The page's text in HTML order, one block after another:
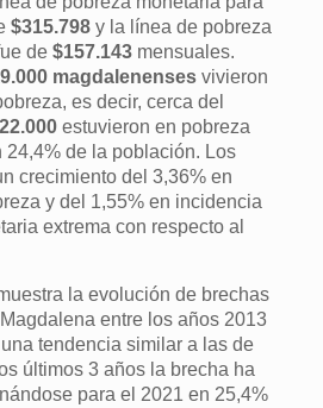
$315.798 y la línea de pobreza
de$157.143 mensuales.
magdalenenses vivieron
es decir, cerca del
estuvieron en pobreza
24,4% de la población. Los
crecimiento del 3,36% en
y del 1,55% en incidencia
extrema con respecto al
la evolución de brechas
entre los años 2013
tendencia similar a las de
últimos 3 años la brecha ha
para el 2021 en 25,4%